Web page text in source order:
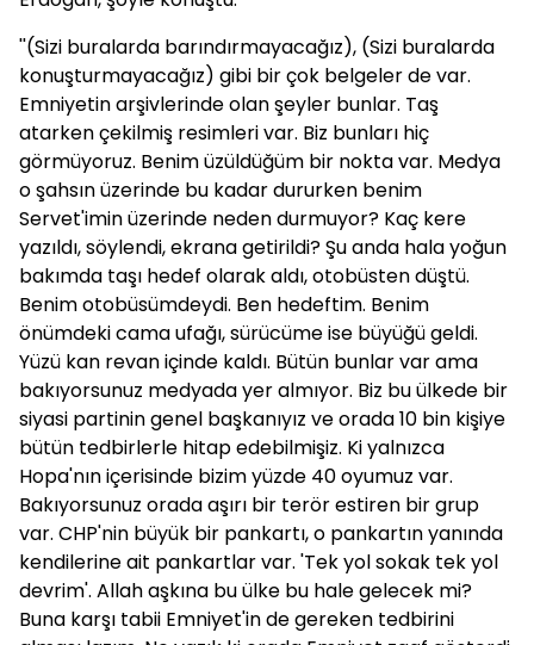
''(Sizi buralarda barındırmayacağız), (Sizi buralarda
konuşturmayacağız) gibi bir çok belgeler de var.
Emniyetin arşivlerinde olan şeyler bunlar. Taş
atarken çekilmiş resimleri var. Biz bunları hiç
görmüyoruz. Benim üzüldüğüm bir nokta var. Medya
o şahsın üzerinde bu kadar dururken benim
Servet'imin üzerinde neden durmuyor? Kaç kere
yazıldı, söylendi, ekrana getirildi? Şu anda hala yoğun
bakımda taşı hedef olarak aldı, otobüsten düştü.
Benim otobüsümdeydi. Ben hedeftim. Benim
önümdeki cama ufağı, sürücüme ise büyüğü geldi.
Yüzü kan revan içinde kaldı. Bütün bunlar var ama
bakıyorsunuz medyada yer almıyor. Biz bu ülkede bir
siyasi partinin genel başkanıyız ve orada 10 bin kişiye
bütün tedbirlerle hitap edebilmişiz. Ki yalnızca
Hopa'nın içerisinde bizim yüzde 40 oyumuz var.
Bakıyorsunuz orada aşırı bir terör estiren bir grup
var. CHP'nin büyük bir pankartı, o pankartın yanında
kendilerine ait pankartlar var. 'Tek yol sokak tek yol
devrim'. Allah aşkına bu ülke bu hale gelecek mi?
Buna karşı tabii Emniyet'in de gereken tedbirini